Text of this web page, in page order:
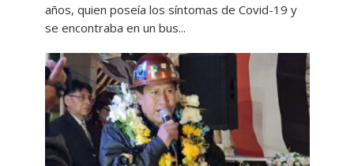
años, quien poseía los síntomas de Covid-19 y
se encontraba en un bus...